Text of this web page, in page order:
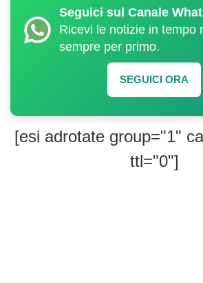
Seguici sul Canale
Ricevi le notizie in tempo
sempre per primo.
SEGUICI ORA
[esi adrotate group="1"
ttl="0"]